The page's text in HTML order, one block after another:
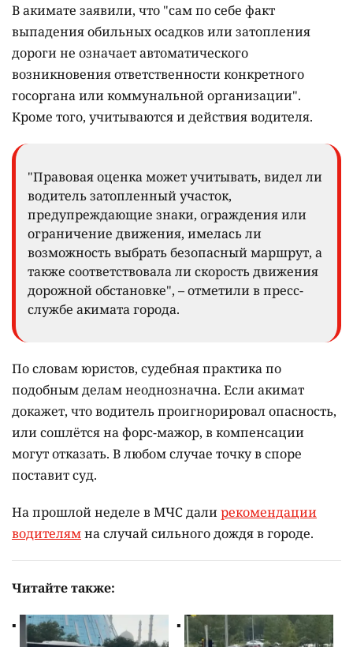
В акимате заявили, что "сам по себе факт
выпадения обильных осадков или затопления
дороги не означает автоматического
возникновения ответственности конкретного
госоргана или коммунальной организации".
Кроме того, учитываются и действия водителя.
"Правовая оценка может учитывать, видел ли
водитель затопленный участок,
предупреждающие знаки, ограждения или
ограничение движения, имелась ли
возможность выбрать безопасный маршрут, а
также соответствовала ли скорость движения
дорожной обстановке", – отметили в пресс-
службе акимата города.
По словам юристов, судебная практика по
подобным делам неоднозначна. Если акимат
докажет, что водитель проигнорировал опасность,
или сошлётся на форс-мажор, в компенсации
могут отказать. В любом случае точку в споре
поставит суд.
На прошлой неделе в МЧС далирекомендации
водителямна случай сильного дождя в городе.
Читайте также: